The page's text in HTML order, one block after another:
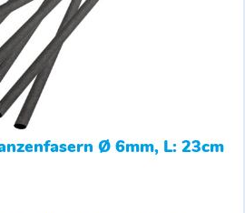
Ø 6mm, L: 23cm